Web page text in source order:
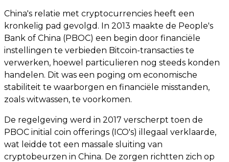
China's relatie met cryptocurrencies heeft een
kronkelig pad gevolgd. In 2013 maakte de People's
Bank of China (PBOC) een begin door financiële
instellingen te verbieden Bitcoin-transacties te
verwerken, hoewel particulieren nog steeds konden
handelen. Dit was een poging om economische
stabiliteit te waarborgen en financiële misstanden,
zoals witwassen, te voorkomen.
De regelgeving werd in 2017 verscherpt toen de
PBOC initial coin offerings (ICO's) illegaal verklaarde,
wat leidde tot een massale sluiting van
cryptobeurzen in China. De zorgen richtten zich op